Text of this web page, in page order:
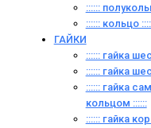
::::::
:::::: кольцо
ГАЙКИ
:::::: гайка
:::::: гайка
:::::: гайка
кольцом ::::::
:::::: гайка